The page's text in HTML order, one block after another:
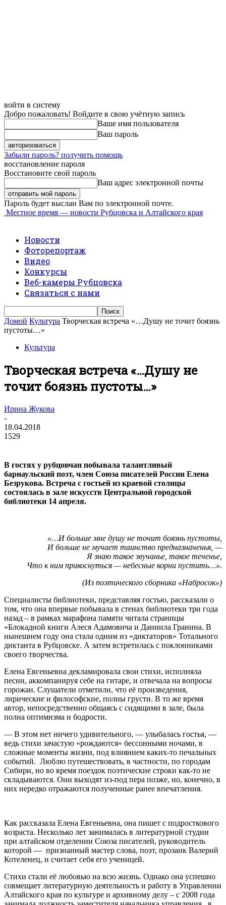
войти в систему
Добро пожаловать! Войдите в свою учётную запись
Ваше имя пользователя
Ваш пароль
Забыли пароль? получить помощь
восстановление пароля
Восстановите свой пароль
Ваш адрес электронной почты
Пароль будет выслан Вам по электронной почте.
Местное время — новости Рубцовска и Алтайского края
Новости
Фоторепортаж
Видео
Конкурсы
Веб-камеры Рубцовска
Связаться с нами
Домой Культура Творческая встреча «…Душу не точит боязнь
пустоты…»
Культура
Творческая встреча «…Душу не
точит боязнь пустоты…»
Ирина Жукова
-
18.04.2018
1529
В гостях у рубцовчан побывала талантливый
барнаульский поэт, член Союза писателей России Елена
Безрукова. Встреча с гостьей из краевой столицы
состоялась в зале искусств Центральной городской
библиотеки 14 апреля.
«…И больше мне душу не точит боязнь пустоты,
И больше не мучает таинство предназначенья, —
Я знаю такое звучанье, такое теченье,
Что к ним прикоснуться — небесные корни пустить…».
(Из поэтического сборника «Набросок»)
Специалисты библиотеки, представляя гостью, рассказали о
том, что она впервые побывала в стенах библиотеки три года
назад – в рамках марафона памяти читала страницы
«Блокадной книги Алеся Адамовича и Даниила Гранина. В
нынешнем году она стала одним из «диктаторов» Тотального
диктанта в Рубцовске. А затем встретилась с поклонниками
своего творчества.
Елена Евгеньевна декламировала свои стихи, исполняла
песни, аккомпанируя себе на гитаре, и отвечала на вопросы
горожан. Слушатели отметили, что её произведения,
лирические и философские, полны грусти. В то же время
автор, непосредственно общаясь с сидящими в зале, была
полна оптимизма и бодрости.
— В этом нет ничего удивительного, — улыбалась гостья, —
ведь стихи зачастую «рождаются» бессонными ночами, в
сложные моменты жизни, под влиянием каких-то печальных
событий. Люблю путешествовать, в частности, по городам
Сибири, но во время поездок поэтические строки как-то не
складываются. Они выходят из-под пера позже, но, конечно, в
них нередко отражаются полученные ранее впечатления.
Как рассказала Елена Евгеньевна, она пишет с подросткового
возраста. Несколько лет занималась в литературной студии
при алтайском отделении Союза писателей, руководитель
которой — признанный мастер слова, поэт, прозаик Валерий
Котеленец, и считает себя его ученицей.
Стихи стали её любовью на всю жизнь. Однако она успешно
совмещает литературную деятельность и работу в Управлении
Алтайского края по культуре и архивному делу – с 2008 года